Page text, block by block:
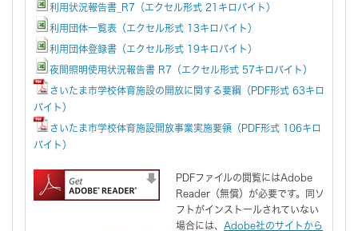
利用状況報告書_R7（エクセル形式 21キロバイト）
利用団体一覧表（エクセル形式 13キロバイト）
利用団体登録書（エクセル形式 19キロバイト）
夜間照明使用状況報告書 R7（エクセル形式 57キロバイト）
さいたま市学校体育施設の開放に関する要綱（PDF形式 63キロ
バイト）
さいたま市学校体育施設開放事業実施要領（PDF形式 106キロ
バイト）
PDFファイルの閲覧にはAdobe
Reader（無償）が必要です。同ソ
フトがインストールされていない
場合には、 Adobe社のサイトから